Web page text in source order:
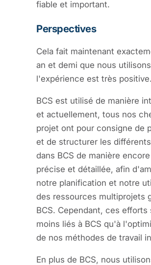
fiable et important.
Perspectives
Cela fait maintenant
an et demi que nous
l'expérience est très positive.
BCS est utilisé de manière
et actuellement, tous nos
projet ont pour consigne de
et de structurer les
dans BCS de manière
précise et détaillée, afin
notre planification et notre
des ressources multiprojets
BCS. Cependant, ces efforts
moins liés à BCS qu'à
de nos méthodes de travail
En plus de BCS, nous